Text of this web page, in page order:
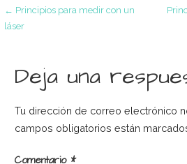
Navegación
de
entradas
← Principios para medir con un
láser
Deja una
Tu dirección de correo electrónico
campos obligatorios están
Comentario *